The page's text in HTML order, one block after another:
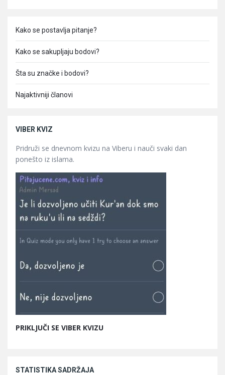
Kako se postavlja pitanje?
Kako se sakupljaju bodovi?
Šta su značke i bodovi?
Najaktivniji članovi
VIBER KVIZ
Pridruži se dnevnom kvizu na Viberu i nauči svaki dan
ponešto iz islama.
PRIKLJUČI SE VIBER KVIZU
STATISTIKA SADRŽAJA